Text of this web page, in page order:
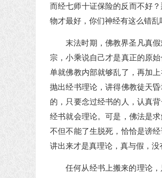
而经七师十证保险的反而不好
物才最好，你们神经有这么错乱
末法时期，佛教界圣凡真
宗，小乘说自己才是真正的原
单就佛教内部就够乱了，再加
抛出经书理论，讲得佛教徒天
的，只要念过经书的人，认真
经书就会理论。可是，佛法是
不但不能了生脱死，恰恰是谤
讲出来才是真理论，真与假，没
任何从经书上搬来的理论